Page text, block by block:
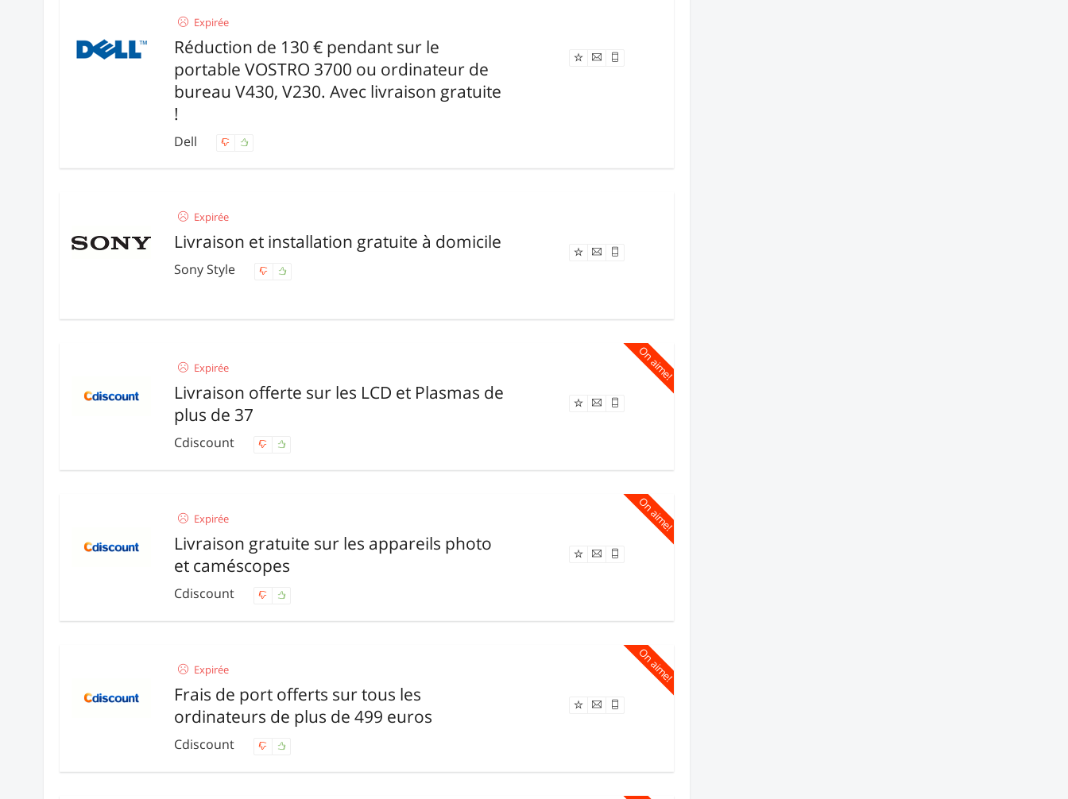
Expirée
Réduction de 130 € pendant sur le
portable VOSTRO 3700 ou ordinateur de
bureau V430, V230. Avec livraison gratuite
!
Dell
Offre expirée
Expirée
Livraison et installation gratuite à domicile
Sony Style
Offre expirée
On aime!
Expirée
Livraison offerte sur les LCD et Plasmas de
plus de 37
Cdiscount
Offre expirée
On aime!
Expirée
Livraison gratuite sur les appareils photo
et caméscopes
Cdiscount
Offre expirée
On aime!
Expirée
Frais de port offerts sur tous les
ordinateurs de plus de 499 euros
Cdiscount
Offre expirée